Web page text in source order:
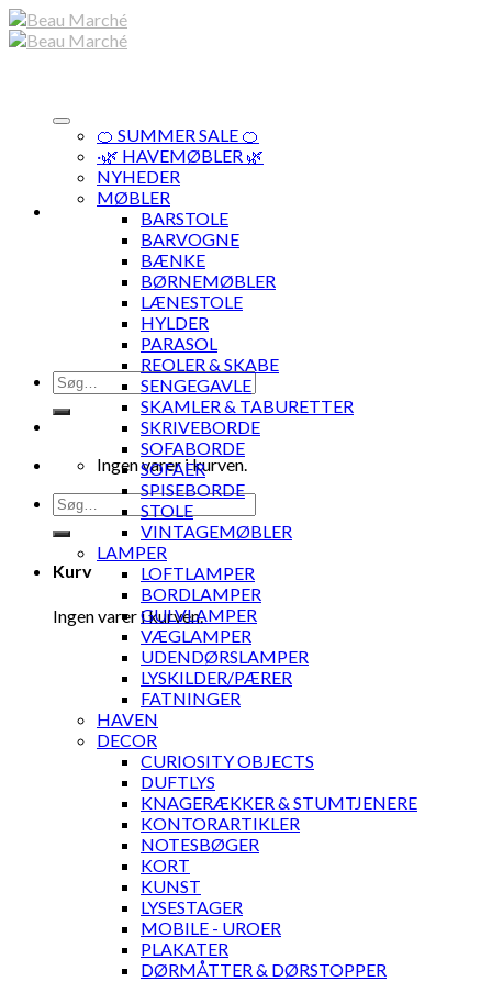
Skip
to
Søg
efter:
Ingen varer i kurven.
Søg
efter:
Kurv
Ingen varer i kurven.
🍊 SUMMER SALE 🍊
·🌿 HAVEMØBLER 🌿
NYHEDER
MØBLER
BARSTOLE
BARVOGNE
BÆNKE
BØRNEMØBLER
LÆNESTOLE
HYLDER
PARASOL
REOLER & SKABE
SENGEGAVLE
SKAMLER & TABURETTER
SKRIVEBORDE
SOFABORDE
SOFAER
SPISEBORDE
STOLE
VINTAGEMØBLER
LAMPER
LOFTLAMPER
BORDLAMPER
GULVLAMPER
VÆGLAMPER
UDENDØRSLAMPER
LYSKILDER/PÆRER
FATNINGER
HAVEN
DECOR
CURIOSITY OBJECTS
DUFTLYS
KNAGERÆKKER & STUMTJENERE
KONTORARTIKLER
NOTESBØGER
KORT
KUNST
LYSESTAGER
MOBILE - UROER
PLAKATER
DØRMÅTTER & DØRSTOPPER